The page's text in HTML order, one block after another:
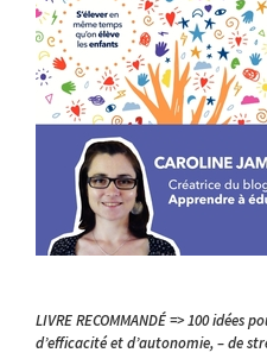
LIVRE RECOMMANDÉ => 100 idées
d’efficacité et d’autonomie, – de